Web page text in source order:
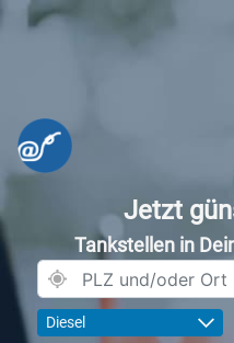
Jetzt
Tankstellen in
Diesel